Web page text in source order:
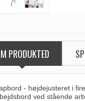
PRODUKTED
- højdejusteret i
ved stående